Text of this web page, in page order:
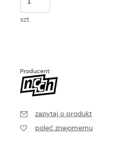
szt.
Producent:
zapytaj o produkt
poleć znajomemu